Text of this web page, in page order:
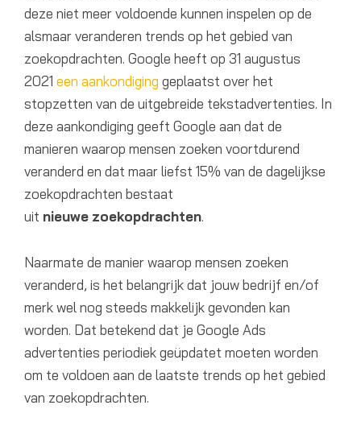
deze niet meer voldoende kunnen inspelen op de
alsmaar veranderen trends op het gebied van
zoekopdrachten. Google heeft op 31 augustus
2021 een aankondiging geplaatst over het
stopzetten van de uitgebreide tekstadvertenties. In
deze aankondiging geeft Google aan dat de
manieren waarop mensen zoeken voortdurend
veranderd en dat maar liefst 15% van de dagelijkse
zoekopdrachten bestaat
uit nieuwe zoekopdrachten.
Naarmate de manier waarop mensen zoeken
veranderd, is het belangrijk dat jouw bedrijf en/of
merk wel nog steeds makkelijk gevonden kan
worden. Dat betekend dat je Google Ads
advertenties periodiek geüpdatet moeten worden
om te voldoen aan de laatste trends op het gebied
van zoekopdrachten.